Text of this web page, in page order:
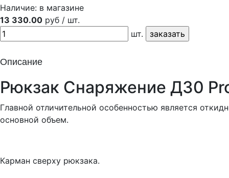
Наличие: в магазине
13 330.00 руб / шт.
шт.
Описание
Рюкзак Снаряжение Д30
Главной отличительной особенностью является
основной объем.
Карман сверху рюкзака.